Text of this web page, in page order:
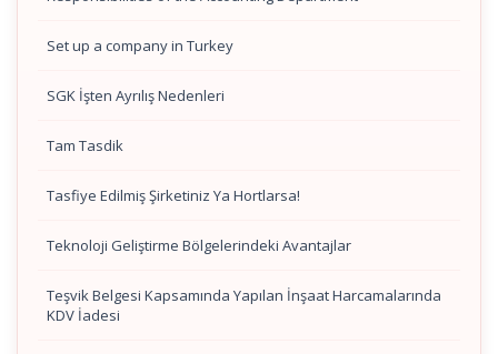
Set up a company in Turkey
SGK İşten Ayrılış Nedenleri
Tam Tasdik
Tasfiye Edilmiş Şirketiniz Ya Hortlarsa!
Teknoloji Geliştirme Bölgelerindeki Avantajlar
Teşvik Belgesi Kapsamında Yapılan İnşaat Harcamalarında
KDV İadesi